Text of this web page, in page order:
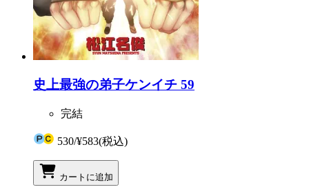
史上最強の弟子ケンイチ 59
完結
530/¥583(税込)
カートに追加